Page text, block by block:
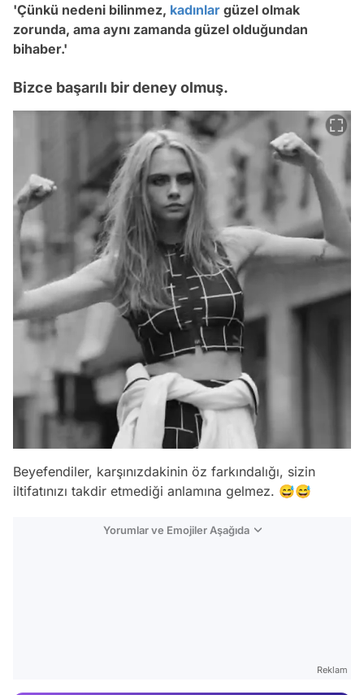
'Çünkü nedeni bilinmez, kadınlar güzel olmak
zorunda, ama aynı zamanda güzel olduğundan
bihaber.'
Bizce başarılı bir deney olmuş.
Beyefendiler, karşınızdakinin öz farkındalığı, sizin
iltifatınızı takdir etmediği anlamına gelmez. 😅😅
Yorumlar ve Emojiler Aşağıda
Reklam